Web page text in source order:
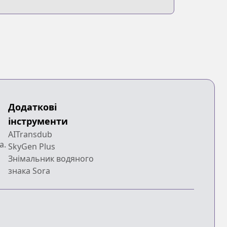
Додаткові
інструменти
AITransdub
SkyGen Plus
Знімальник водяного
знака Sora